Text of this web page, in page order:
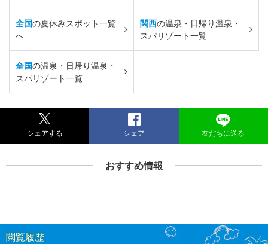
全国の夏休みスポット一覧
へ
関西の温泉・日帰り温泉・
スパリゾート一覧
全国の温泉・日帰り温泉・
スパリゾート一覧
シェアする シェア 友だちに送る
おすすめ情報
閲覧履歴